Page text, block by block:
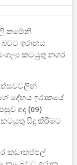
කමේනි
බවට ඉරානය
කටයුතු නගර
දේහය ඉරාකයේ
අද (09)
සිදු කිරීමට
කඩාකප්පල්